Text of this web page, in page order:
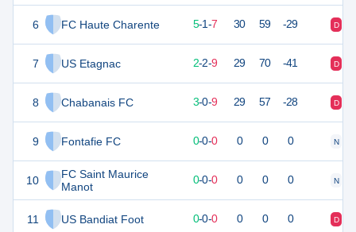
6 FC Haute Charente
7 US Etagnac
8 Chabanais FC
9 Fontafie FC
10
FC Saint Maurice
Manot
11 US Bandiat Foot
15 5-1-7 30 59 -29 D
2-2-9 29 70 -41 D
3-0-9 29 57 -28 D
0-0-0 0 0 0 N
0 0-0-0 0 0 0 N
0 0-0-0 0 0 0 D